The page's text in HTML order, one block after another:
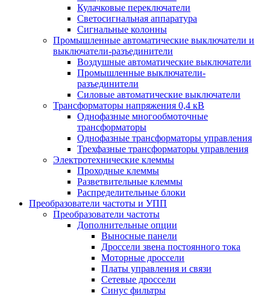
Кулачковые переключатели
Светосигнальная аппаратура
Сигнальные колонны
Промышленные автоматические выключатели и
выключатели-разъединители
Воздушные автоматические выключатели
Промышленные выключатели-
разъединители
Силовые автоматические выключатели
Трансформаторы напряжения 0,4 кВ
Однофазные многообмоточные
трансформаторы
Однофазные трансформаторы управления
Трехфазные трансформаторы управления
Электротехнические клеммы
Проходные клеммы
Разветвительные клеммы
Распределительные блоки
Преобразователи частоты и УПП
Преобразователи частоты
Дополнительные опции
Выносные панели
Дроссели звена постоянного тока
Моторные дроссели
Платы управления и связи
Сетевые дроссели
Синус фильтры